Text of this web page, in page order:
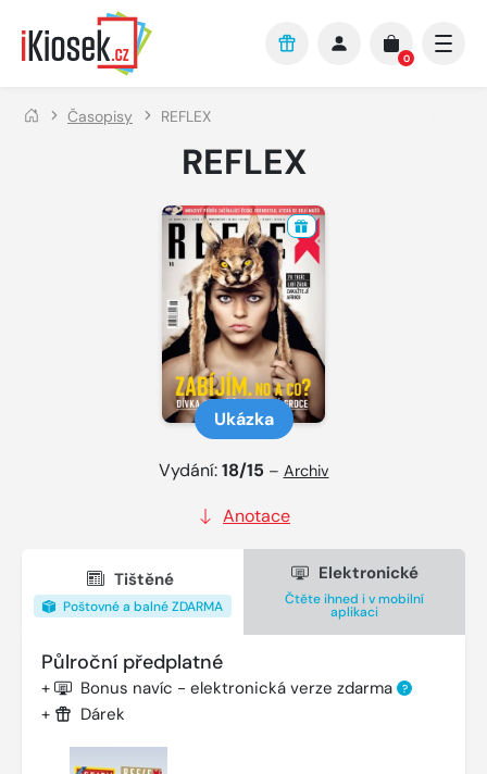
Přejít na hlavní obsah
0
Časopisy REFLEX
REFLEX
Ukázka
Vydání:18/15 – Archiv
Anotace
Tištěné
Poštovné a balné ZDARMA
Elektronické
Čtěte ihned i v mobilní
aplikaci
Půlroční předplatné
+ Bonus navíc - elektronická verze zdarma ?
+ Dárek